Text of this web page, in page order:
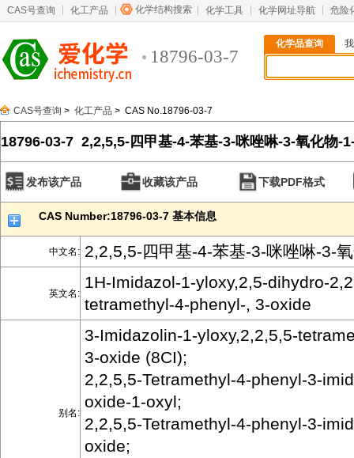
CAS号查询 化工产品 化学结构搜索 化学工具 化学网址导航 危险
18796-03-7
化学品查询
CAS号查询 > 化工产品 > CAS No.18796-03-7
18796-03-7 2,2,5,5-四甲基-4-苯基-3-咪唑啉-3-氧化物-
发布该产品 收藏该产品 下载PDF格式
CAS Number:18796-03-7 基本信息
中文名: 2,2,5,5-四甲基-4-苯基-3-咪唑啉-3-
英文名:
1H-Imidazol-1-yloxy,2,5-dihydro-
tetramethyl-4-phenyl-, 3-oxide
别名:
3-Imidazolin-1-yloxy,2,2,5,5-
3-oxide (8CI);
2,2,5,5-Tetramethyl-4-phenyl-3-
oxide-1-oxyl;
2,2,5,5-Tetramethyl-4-phenyl-3-
oxide;